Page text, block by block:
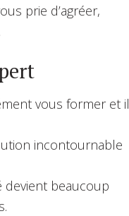
prie d’agréer,
vous former et il
incontournable
devient beaucoup